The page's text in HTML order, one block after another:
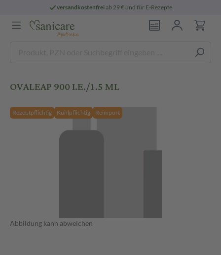
versandkostenfreiab 29 € und für E-Rezepte
OVALEAP 900 I.E./1.5 ML
Rezeptpflichtig Kühlpflichtig Reimport
Abbildung kann abweichen